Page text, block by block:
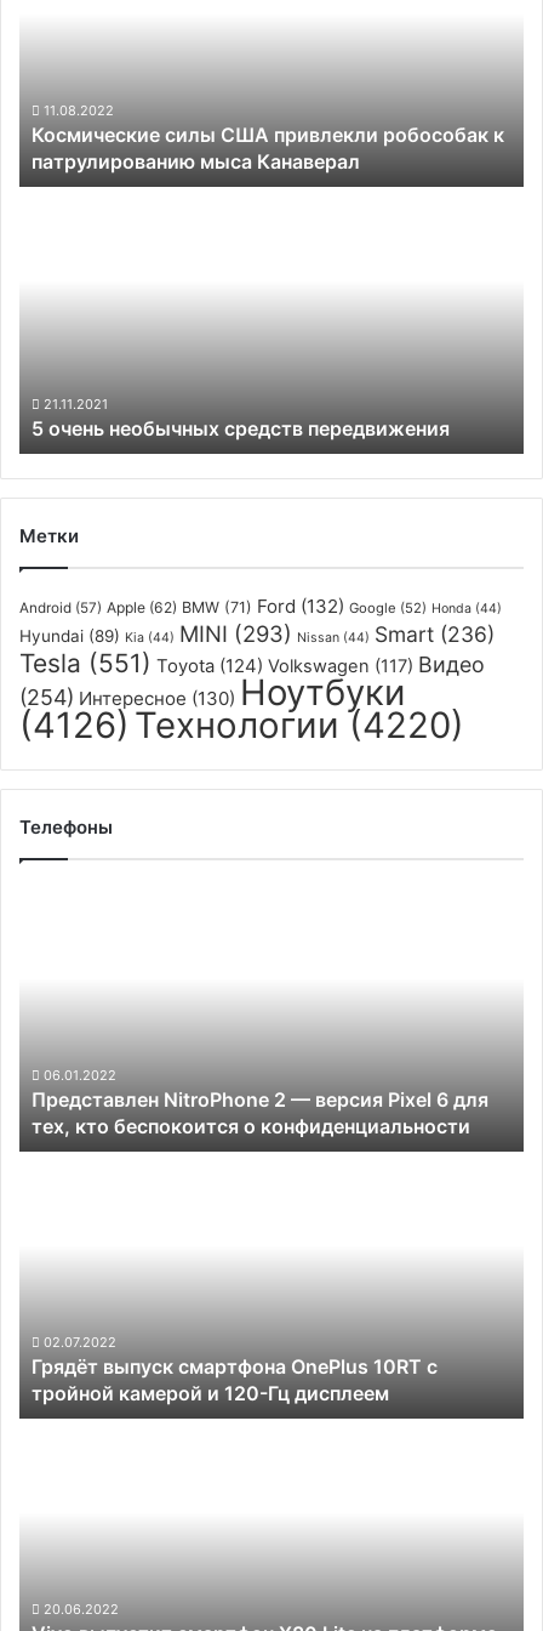
мыса
Канаверал
11.08.2022
Космические силы США привлекли робособак к
патрулированию мыса Канаверал
21.11.2021
5 очень необычных средств передвижения
Метки
Android (57) Apple (62) BMW (71) Ford (132) Google (52) Honda (44)
Hyundai (89) Kia (44) MINI (293) Nissan (44) Smart (236)
Tesla (551) Toyota (124) Volkswagen (117) Видео
(254) Интересное (130) Ноутбуки
(4126) Технологии (4220)
Телефоны
для
тех,
кто
беспокоится
06.01.2022
Представлен NitroPhone 2 — версия Pixel 6 для
тех, кто беспокоится о конфиденциальности
камерой
120-
Гц
02.07.2022
Грядёт выпуск смартфона OnePlus 10RT с
тройной камерой и 120-Гц дисплеем
Snapdragon
20.06.2022